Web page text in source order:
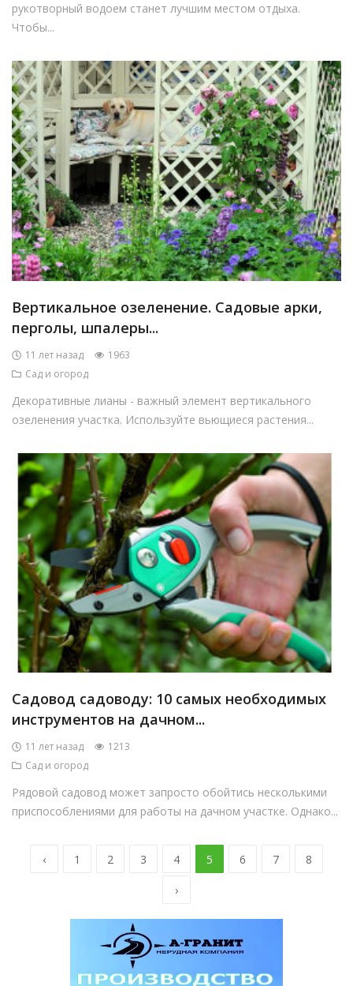
рукотворный водоем станет лучшим местом отдыха.
Чтобы...
Вертикальное озеленение. Садовые арки,
перголы, шпалеры...
11 лет назад
1963
Сад и огород
Декоративные лианы - важный элемент вертикального
озеленения участка. Используйте вьющиеся растения...
Садовод садоводу: 10 самых необходимых
инструментов на дачном...
11 лет назад
1213
Сад и огород
Рядовой садовод может запросто обойтись несколькими
приспособлениями для работы на дачном участке. Однако...
‹ 1 2 3 4 5 6 7 8
›